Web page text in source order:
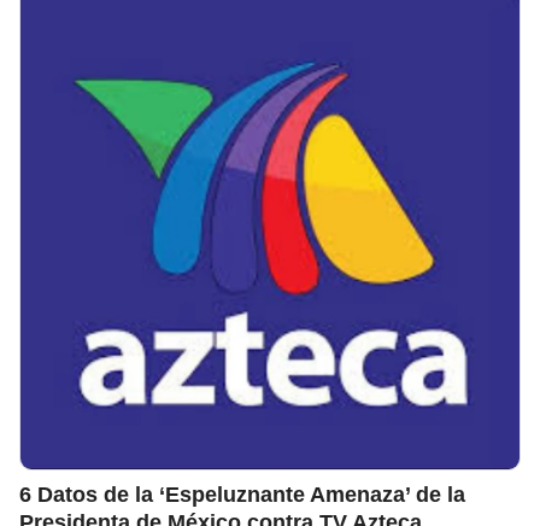
6 Datos de la ‘Espeluznante Amenaza’ de la